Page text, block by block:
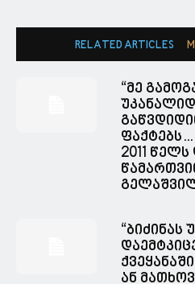
RELATED ARTICLES
“მე
2011
“ბიძინას
ან